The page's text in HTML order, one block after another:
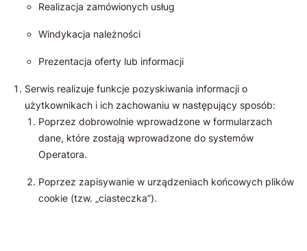
Realizacja zamówionych usług
Windykacja należności
Prezentacja oferty lub informacji
Serwis realizuje funkcje pozyskiwania informacji o
użytkownikach i ich zachowaniu w następujący sposób:
Poprzez dobrowolnie wprowadzone w formularzach
dane, które zostają wprowadzone do systemów
Operatora.
Poprzez zapisywanie w urządzeniach końcowych plików
cookie (tzw. „ciasteczka”).